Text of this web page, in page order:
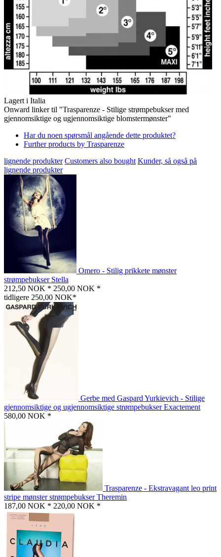
Lagert i Italia
Onward linker til "Trasparenze - Stilige strømpebukser med
gjennomsiktige og ugjennomsiktige blomstermønster"
Har du noen spørsmål angående dette produktet?
Further products by Trasparenze
lignende produkter Customers also bought Kunder, så også på
lignende produkter
Omero - Stilig prikkete mønster
strømpebukser Stella
212,50 NOK * 250,00 NOK *
tidligere 250,00 NOK*
Gerbe med Gaspard Yurkievich - Stilige
gjennomsiktige og ugjennomsiktige strømpebukser Exactement
580,00 NOK *
Trasparenze - Ekstravagant leo print
stripe mønster strømpebukser Theremin
187,00 NOK * 220,00 NOK *